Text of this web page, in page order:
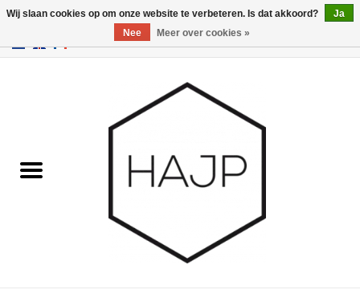
GBP/USD
Gadgets
Wij slaan cookies op om onze website te verbeteren. Is dat akkoord?
Ja
Nee
Meer over cookies »